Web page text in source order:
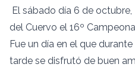
El sábado día 6 de
del Cuervo el 16º
Fue un día en el que
tarde se disfrutó de buen